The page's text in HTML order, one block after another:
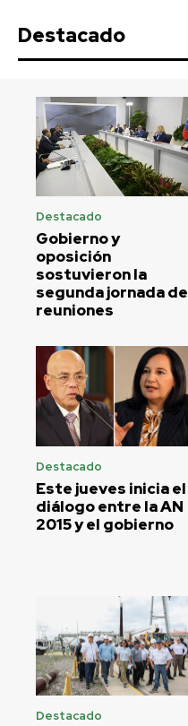
Destacado
Destacado
Gobierno y
oposición
sostuvieron la
segunda jornada de
reuniones
Destacado
Este jueves inicia el
diálogo entre la AN
2015 y el gobierno
Destacado